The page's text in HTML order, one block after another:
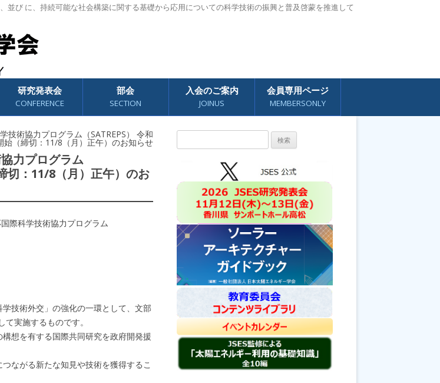
び に、持続可能な社会構築に関する基礎から応用についての科学技術の振興と普及啓蒙を推進して
研究発表会
CONFERENCE
部会
SECTION
入会のご案内
JOINUS
会員専用ページ
MEMBERSONLY
技術協力プログラム（SATREPS） 令和
始（締切：11/8（月）正午）のお知らせ
力プログラム
切：11/8（月）正午）のお
際科学技術協力プログラム
技術外交」の強化の一環として、文部
実施するものです。
想を有する国際共同研究を政府開発援
ながる新たな知見や技術を獲得するこ
索: